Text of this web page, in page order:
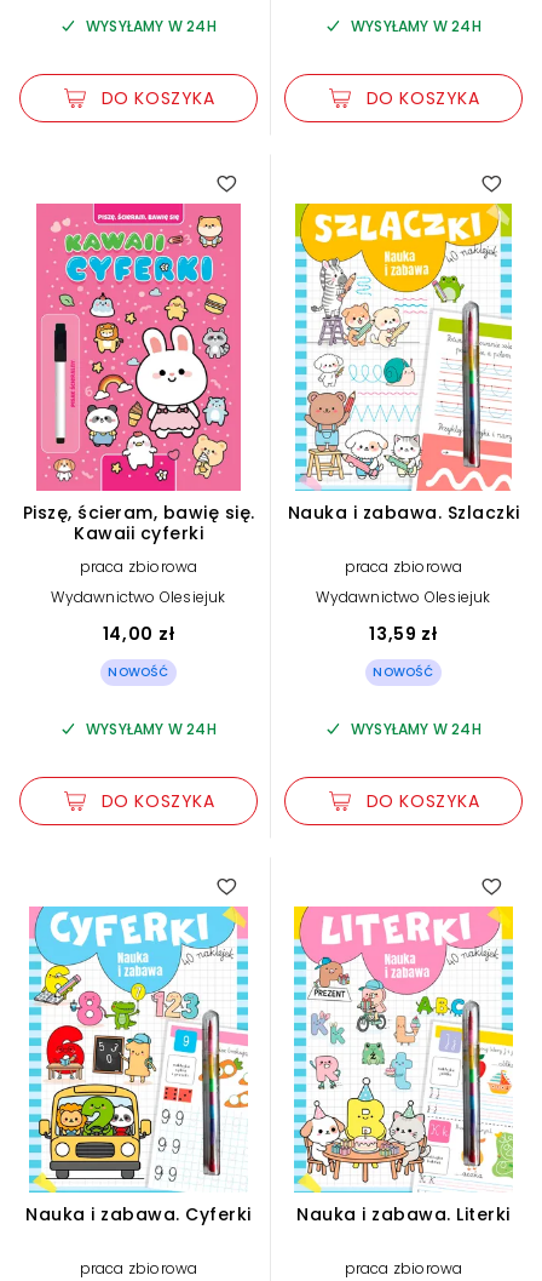
WYSYŁAMY W 24H
DO KOSZYKA
WYSYŁAMY W 24H
DO KOSZYKA
Piszę, ścieram, bawię się.
Kawaii cyferki
praca zbiorowa
Wydawnictwo Olesiejuk
14,00 zł
NOWOŚĆ
WYSYŁAMY W 24H
DO KOSZYKA
Nauka i zabawa. Szlaczki
praca zbiorowa
Wydawnictwo Olesiejuk
13,59 zł
NOWOŚĆ
WYSYŁAMY W 24H
DO KOSZYKA
Nauka i zabawa. Cyferki
praca zbiorowa
Nauka i zabawa. Literki
praca zbiorowa